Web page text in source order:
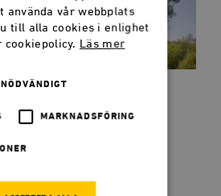
är
använda vår webbplats
till alla cookies i enlighet
cookiepolicy. Läs mer
MARKNADSFÖRING